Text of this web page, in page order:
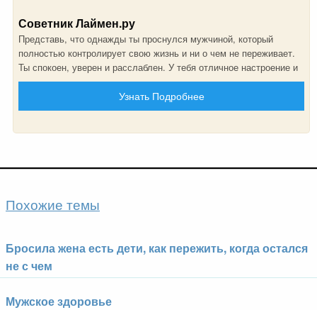
Советник Лаймен.ру
Представь, что однажды ты проснулся мужчиной, который
полностью контролирует свою жизнь и ни о чем не переживает.
Ты спокоен, уверен и расслаблен. У тебя отличное настроение и
нет повода для беспокойства. Рядом с тобой находится
любящая женщина, которая безумно тебя любит и боготворит,
как лучшего мужчины в её жизни. Ты знаешь, что у тебя все
Узнать Подробнее
Похожие темы
Бросила жена есть дети, как пережить, когда остался
не с чем
Мужское здоровье